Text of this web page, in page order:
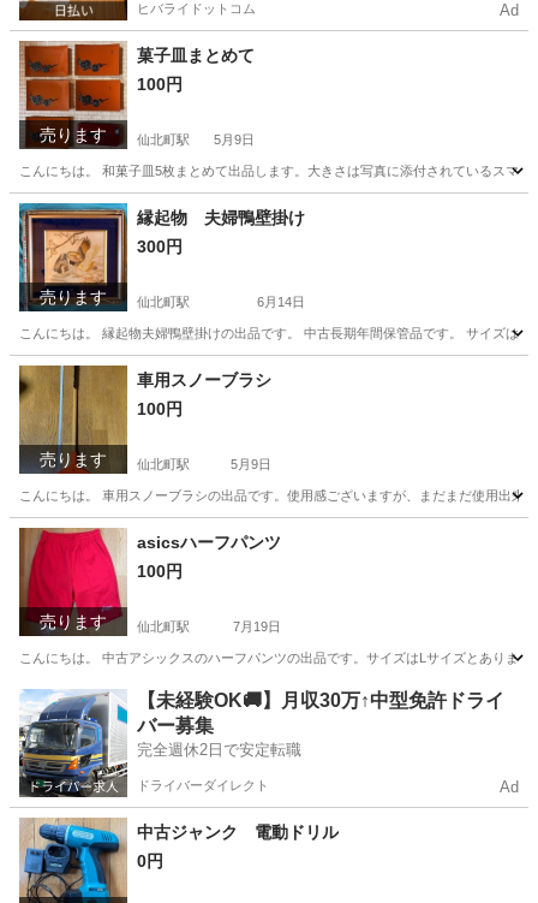
ヒバライドットコム Ad
売ります
菓子皿まとめて
100円
仙北町駅 5月9日
こんにちは。 和菓子皿5枚まとめて出品します。大きさは写真に添付されているスマ
岩手 盛岡市 仙北町駅 食器 菓子
売ります
縁起物 夫婦鴨壁掛け
300円
仙北町駅 6月14日
こんにちは。 縁起物夫婦鴨壁掛けの出品です。 中古長期年間保管品です。 サイズは
岩手 盛岡市 仙北町駅 インテリア雑貨/小物
売ります
車用スノーブラシ
100円
仙北町駅 5月9日
こんにちは。 車用スノーブラシの出品です。使用感ございますが、まだまだ使用出
岩手 盛岡市 車のパーツ
売ります
asicsハーフパンツ
100円
仙北町駅 7月19日
こんにちは。 中古アシックスのハーフパンツの出品です。サイズはLサイズとありま
岩手 盛岡市 仙北町駅 スポーツウェア ハーフパンツ
【未経験OK🚚】月収30万↑中型免許ドライ
バー募集
完全週休2日で安定転職
ドライバーダイレクト Ad
中古ジャンク 電動ドリル
0円